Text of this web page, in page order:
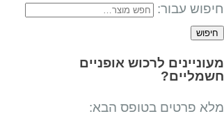
חיפוש עבור:
מעוניינים לרכוש אופניים
חשמליים?
מלא פרטים בטופס הבא: